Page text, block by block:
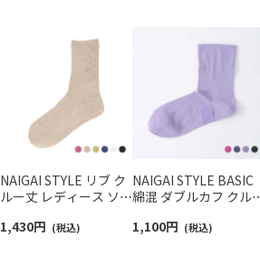
NAIGAI STYLE リブ ク
ルー丈 レディース ソッ
1,430円 (税込)
NAIGAI STYLE BASIC
綿混 ダブルカフ クル
日本製 03097501
1,100円 (税込)